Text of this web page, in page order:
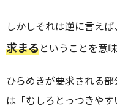
しかしそれは逆に言えば、
求まるということを意
ひらめきが要求される
は「むしろとっつきや